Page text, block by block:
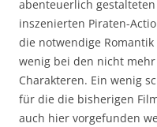
abenteuerlich
inszenierten Piraten-
die notwendige
wenig bei den nicht
Charakteren. Ein wenig
für die die bisherigen
auch hier vorgefunden